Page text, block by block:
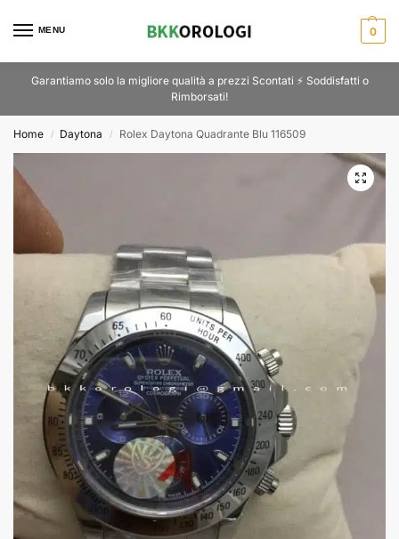
MENU 0
Garantiamo solo la migliore qualità a prezzi Scontati ⚡ Soddisfatti o
Rimborsati!
Home / Daytona / Rolex Daytona Quadrante Blu 116509